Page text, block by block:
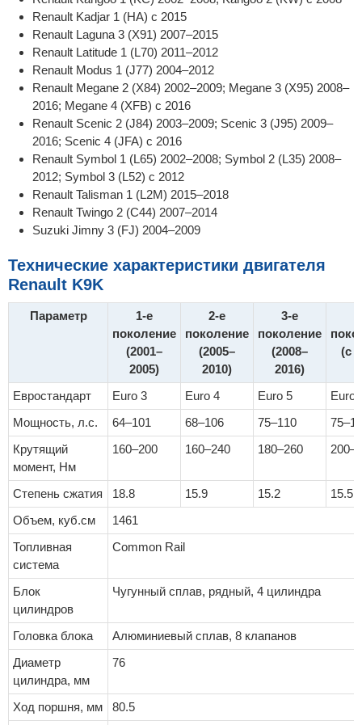
Renault Kadjar 1 (HA) с 2015
Renault Laguna 3 (X91) 2007–2015
Renault Latitude 1 (L70) 2011–2012
Renault Modus 1 (J77) 2004–2012
Renault Megane 2 (X84) 2002–2009; Megane 3 (X95) 2008–
2016; Megane 4 (XFB) с 2016
Renault Scenic 2 (J84) 2003–2009; Scenic 3 (J95) 2009–
2016; Scenic 4 (JFA) с 2016
Renault Symbol 1 (L65) 2002–2008; Symbol 2 (L35) 2008–
2012; Symbol 3 (L52) с 2012
Renault Talisman 1 (L2M) 2015–2018
Renault Twingo 2 (C44) 2007–2014
Suzuki Jimny 3 (FJ) 2004–2009
Технические характеристики двигателя
Renault K9K
Параметр
1-е
поколение
(2001–
2005)
2-е
поколение
(2005–
2010)
3-е
поколение
(2008–
2016)
(с
Евростандарт Euro 3 Euro 4 Euro 5
Euro
Мощность, л.с.
64–101 68–106 75–110
Крутящий
момент, Нм
160–200 160–240 180–260
Степень сжатия 18.8 15.9 15.2
15.5
Объем, куб.см
1461
Топливная
система
Common Rail
Блок
цилиндров
Чугунный сплав, рядный, 4 цилиндра
Головка блока
Алюминиевый сплав, 8 клапанов
Диаметр
цилиндра, мм
76
Ход поршня, мм 80.5